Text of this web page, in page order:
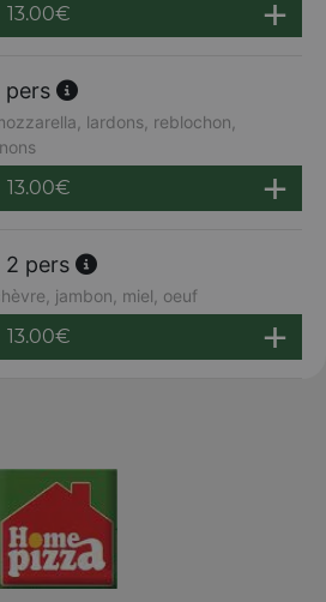
13.00€
lardons, reblochon,
13.00€
2 pers
jambon, miel, oeuf
13.00€